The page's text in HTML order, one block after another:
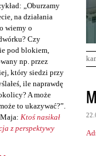
„Oburzamy
na działania
wiemy o
Czy
pod blokiem,
np. przez
który siedzi przy
ile naprawdę
A może
to ukazywać?”.
Ktoś nasikał
z perspektywy
K
o
m
e